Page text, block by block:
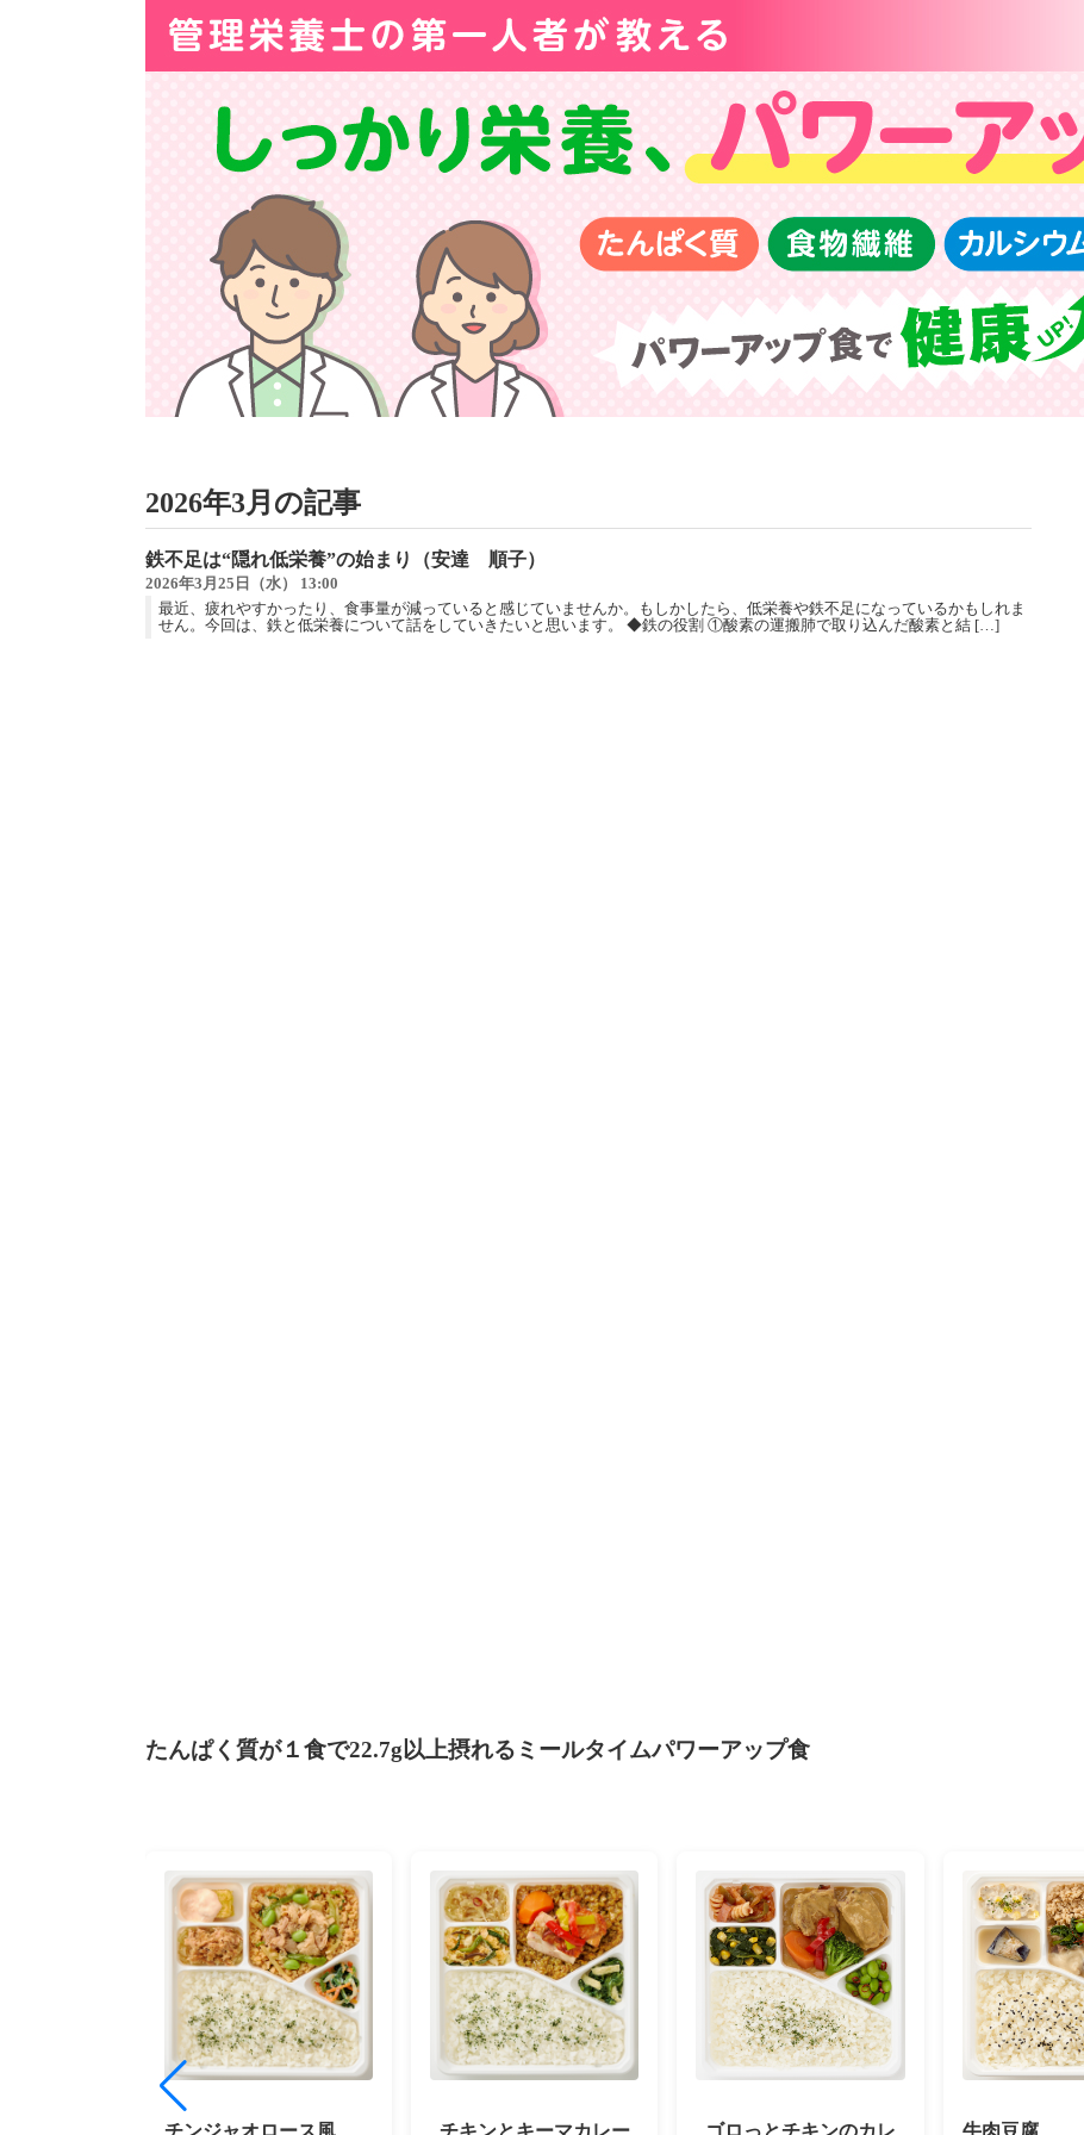
2026年3月の記事
鉄不足は“隠れ低栄養”の始まり（安達 順子）
2026年3月25日（水） 13:00
最近、疲れやすかったり、食事量が減っていると感じていませんか。もしかしたら、低栄養や鉄不足になっているかもしれま
せん。今回は、鉄と低栄養について話をしていきたいと思います。 ◆鉄の役割 ①酸素の運搬肺で取り込んだ酸素と結 […]
たんぱく質が１食で22.7g以上摂れるミールタイムパワーアップ食
チンジャオロース風 チキンとキーマカレー ゴロっとチキンのカレ 牛肉豆腐